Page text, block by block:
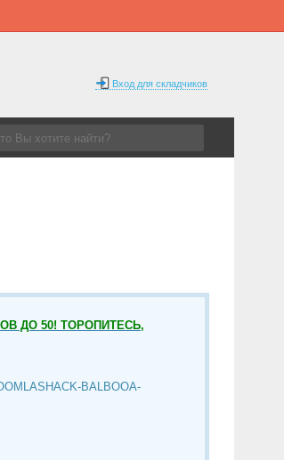
Вход для складчиков
ДО 50! ТОРОПИТЕСЬ,
BALBOOA-